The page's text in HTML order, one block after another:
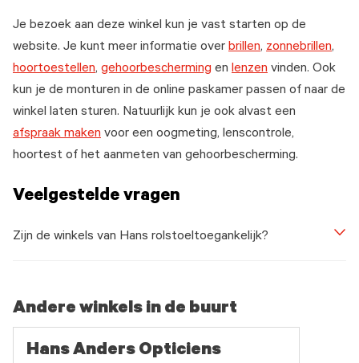
Je bezoek aan deze winkel kun je vast starten op de
website. Je kunt meer informatie over brillen, zonnebrillen,
hoortoestellen, gehoorbescherming en lenzen vinden. Ook
kun je de monturen in de online paskamer passen of naar de
winkel laten sturen. Natuurlijk kun je ook alvast een
afspraak maken voor een oogmeting, lenscontrole,
hoortest of het aanmeten van gehoorbescherming.
Veelgestelde vragen
Zijn de winkels van Hans rolstoeltoegankelijk?
Andere winkels in de buurt
Hans Anders Opticiens